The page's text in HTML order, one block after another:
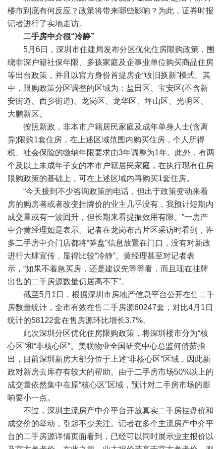
楼市到底有何反应？政策将带来哪些影响？为此，证券时报
记者进行了实地走访。
二手房中介很“冷静”
5月6日，深圳市住建局发布分区优化住房限购政策，围
绕非深户籍社保年限、多孩家庭及企事业单位购买商品住房
等出台政策，并且以官方身份首提房企“收旧换新”模式。其
中，限购政策分区调整的区域为：盐田区、宝安区(不含新
安街道、西乡街道)、龙岗区、龙华区、坪山区、光明区、
大鹏新区。
按照新政，非本市户籍居民家庭及成年单身人士(含离
异)限购1套住房，在上述区域范围内购买住房，个人所得
税、社会保险的缴纳年限要求由3年调整为1年。此外，有两
个及以上未成年子女的本市户籍居民家庭，在执行现有住房
限购政策的基础上，可在上述区域内再购买1套住房。
“今天接到不少咨询政策的电话，但出于政策变动来看
房的购房者或者改变挂牌价的业主几乎没有，我预计短期内
成交量或有一波回升，但长期来看提振效用有限。”一房产
中介黄经理如是表示。记者在龙岗布吉片区采访时看到，许
多二手房中介门店都将“笋盘”信息放置在门口，没有对新政
进行大肆宣传，显得比较“冷静”。黄经理甚至对记者表
示，“如果不着急买房，还是建议先等等看，而且现在挂牌
出售的二手房源数量仍居高不下”。
截至5月1日，根据深圳市房地产信息平台公开在售二手
房数量统计，全市有效在售二手房源60247套，对比4月1日
统计的58122套在售房源环比增长3.7%。
此次深圳分区优化住房限购政策，将深圳楼市分为“核
心区”和“非核心区”。美联物业全国研究中心总监何倩茹指
出，目前深圳新房大部分位于上述“非核心区”区域，因此新
政对新房去库存有较大的帮助。由于二手房市场50%以上的
成交量依然集中在原“核心区”区域，预计对二手房市场的影
响要小一点。
不过，深圳主流房产中介平台开放真实二手房挂盘价和
成交价的举动，引起不少关注。记者在多个主流房产中介平
台的二手房源详情页面看到，已经可以同时展示业主报价以